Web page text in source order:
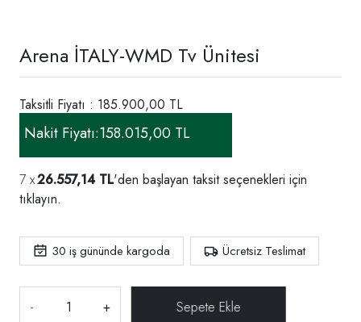
Arena İTALY-WMD Tv Ünitesi
Taksitli Fiyatı : 185.900,00 TL
Nakit Fiyatı:158.015,00 TL
26.557,14 TL'den başlayan taksit seçenekleri için
tıklayın.
30 iş gününde kargoda Ücretsiz Teslimat
- +